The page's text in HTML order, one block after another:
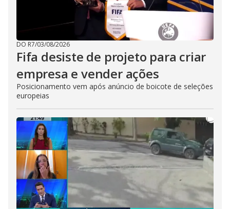
DO R7/03/08/2026
Fifa desiste de projeto para criar
empresa e vender ações
Posicionamento vem após anúncio de boicote de seleções
europeias